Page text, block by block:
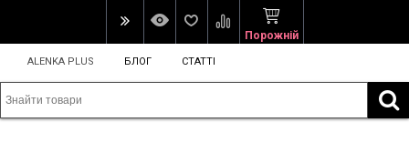
Порожній
ALENKA PLUS БЛОГ СТАТТІ